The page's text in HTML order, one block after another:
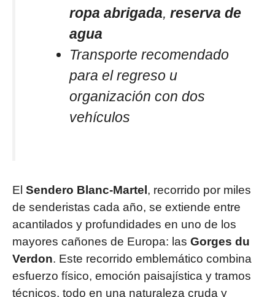
ropa abrigada,reserva de
agua
Transporte recomendado
para el regreso u
organización con dos
vehículos
El Sendero Blanc-Martel , recorrido por miles
de senderistas cada año, se extiende entre
acantilados y profundidades en uno de los
mayores cañones de Europa: las Gorges du
Verdon. Este recorrido emblemático combina
esfuerzo físico, emoción paisajística y tramos
técnicos, todo en una naturaleza cruda y